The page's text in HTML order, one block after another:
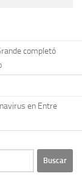
completó
en Entre